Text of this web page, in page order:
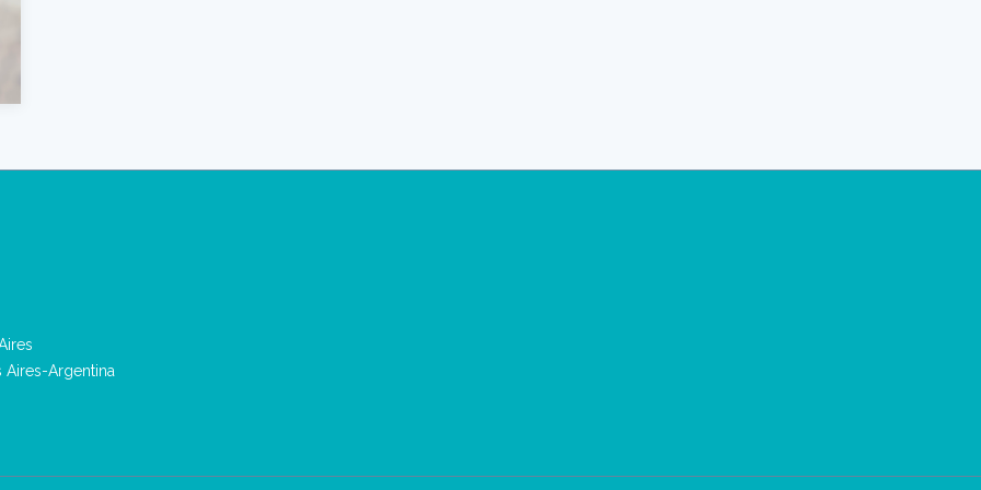
Aires-Argentina